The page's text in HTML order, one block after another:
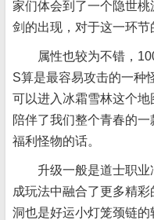
家们体会到了一个隐世
剑的出现，对于这一环节
属性也较为不错，
S算是最容易攻击的一种
可以进入冰霜雪林这个
陪伴了我们整个青春的
福利怪物的话。
升级一般是道士职业
成玩法中融合了更多精
洞也是好运小灯笼颈链